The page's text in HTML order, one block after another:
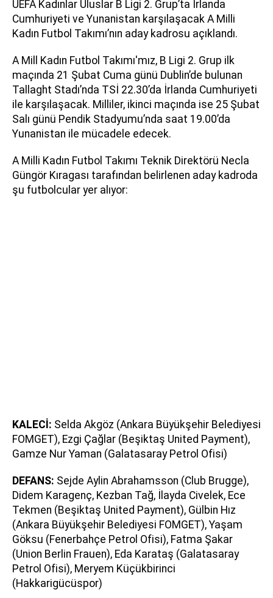
UEFA Kadınlar Uluslar B Ligi 2. Grup’ta İrlanda
Cumhuriyeti ve Yunanistan karşılaşacak A Milli
Kadın Futbol Takımı’nın aday kadrosu açıklandı.
A Mill Kadın Futbol Takımı'mız, B Ligi 2. Grup ilk
maçında 21 Şubat Cuma günü Dublin’de bulunan
Tallaght Stadı’nda TSİ 22.30’da İrlanda Cumhuriyeti
ile karşılaşacak. Milliler, ikinci maçında ise 25 Şubat
Salı günü Pendik Stadyumu’nda saat 19.00’da
Yunanistan ile mücadele edecek.
A Milli Kadın Futbol Takımı Teknik Direktörü Necla
Güngör Kıragası tarafından belirlenen aday kadroda
şu futbolcular yer alıyor:
KALECİ: Selda Akgöz (Ankara Büyükşehir Belediyesi
FOMGET), Ezgi Çağlar (Beşiktaş United Payment),
Gamze Nur Yaman (Galatasaray Petrol Ofisi)
DEFANS: Sejde Aylin Abrahamsson (Club Brugge),
Didem Karagenç, Kezban Tağ, İlayda Civelek, Ece
Tekmen (Beşiktaş United Payment), Gülbin Hız
(Ankara Büyükşehir Belediyesi FOMGET), Yaşam
Göksu (Fenerbahçe Petrol Ofisi), Fatma Şakar
(Union Berlin Frauen), Eda Karataş (Galatasaray
Petrol Ofisi), Meryem Küçükbirinci
(Hakkarigücüspor)